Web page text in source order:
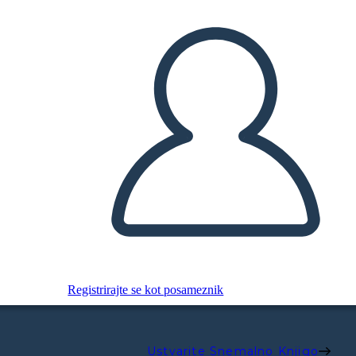
Registrirajte se kot posameznik
Ustvarite Snemalno Knjigo